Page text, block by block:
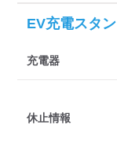
認証システム
三菱ディー
EV充電スタ
充電器
休止情報